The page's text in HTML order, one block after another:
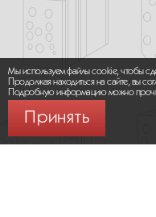
Мы используем файлы cookie, чтобы
Продолжая находиться на сайте, вы
Подробную информацию можно
Принять